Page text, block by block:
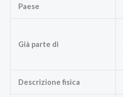
Paese
Già parte di
Descrizione fisica